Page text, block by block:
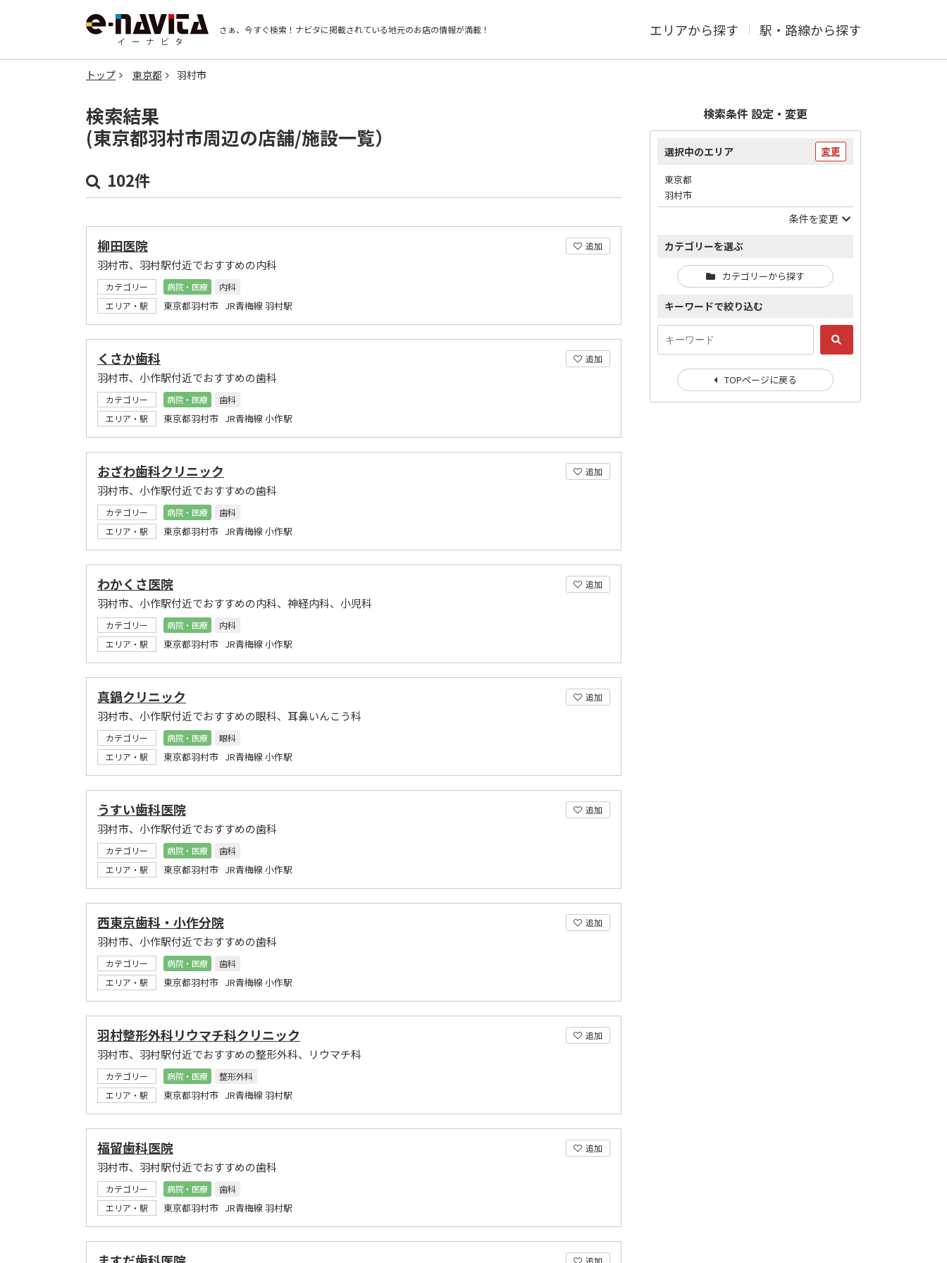
さぁ、今すぐ検索！ ナビタに掲載されている地元のお店の情報が満載！ エリアから探す 駅・路線から探す
トップ 東京都 羽村市
検索結果
(東京都羽村市周辺の店舗/施設一覧）
102件
追加
柳田医院
羽村市、羽村駅付近でおすすめの内科
カテゴリー 病院・医療
内科
エリア・駅
東京都羽村市 JR青梅線 羽村駅
追加
くさか歯科
羽村市、小作駅付近でおすすめの歯科
カテゴリー 病院・医療
歯科
エリア・駅
東京都羽村市 JR青梅線 小作駅
追加
おざわ歯科クリニック
羽村市、小作駅付近でおすすめの歯科
カテゴリー 病院・医療
歯科
エリア・駅
東京都羽村市 JR青梅線 小作駅
追加
わかくさ医院
羽村市、小作駅付近でおすすめの内科、神経内科、小児科
カテゴリー 病院・医療
内科
エリア・駅
東京都羽村市 JR青梅線 小作駅
追加
真鍋クリニック
羽村市、小作駅付近でおすすめの眼科、耳鼻いんこう科
カテゴリー 病院・医療
眼科
エリア・駅
東京都羽村市 JR青梅線 小作駅
追加
うすい歯科医院
羽村市、小作駅付近でおすすめの歯科
カテゴリー 病院・医療
歯科
エリア・駅
東京都羽村市 JR青梅線 小作駅
追加
西東京歯科・小作分院
羽村市、小作駅付近でおすすめの歯科
カテゴリー 病院・医療
歯科
エリア・駅
東京都羽村市 JR青梅線 小作駅
追加
羽村整形外科リウマチ科クリニック
羽村市、羽村駅付近でおすすめの整形外科、リウマチ科
カテゴリー 病院・医療
整形外科
エリア・駅
東京都羽村市 JR青梅線 羽村駅
追加
福留歯科医院
羽村市、羽村駅付近でおすすめの歯科
カテゴリー 病院・医療
歯科
エリア・駅
東京都羽村市 JR青梅線 羽村駅
追加
検索条件 設定・変更
選択中のエリア 変更
東京都
羽村市
条件を変更
カテゴリーを選ぶ
カテゴリーから探す
キーワードで絞り込む
TOPページに戻る